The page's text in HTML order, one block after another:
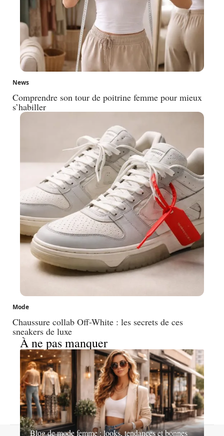
News
Comprendre son tour de poitrine femme pour mieux
s’habiller
Mode
Chaussure collab Off-White : les secrets de ces
sneakers de luxe
À ne pas manquer
Blog de mode femme : looks, tendances et bonnes